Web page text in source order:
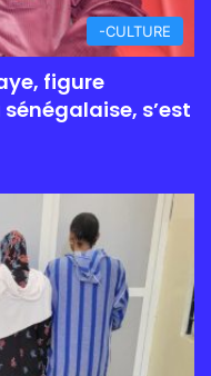
-CULTURE
figure
s’est